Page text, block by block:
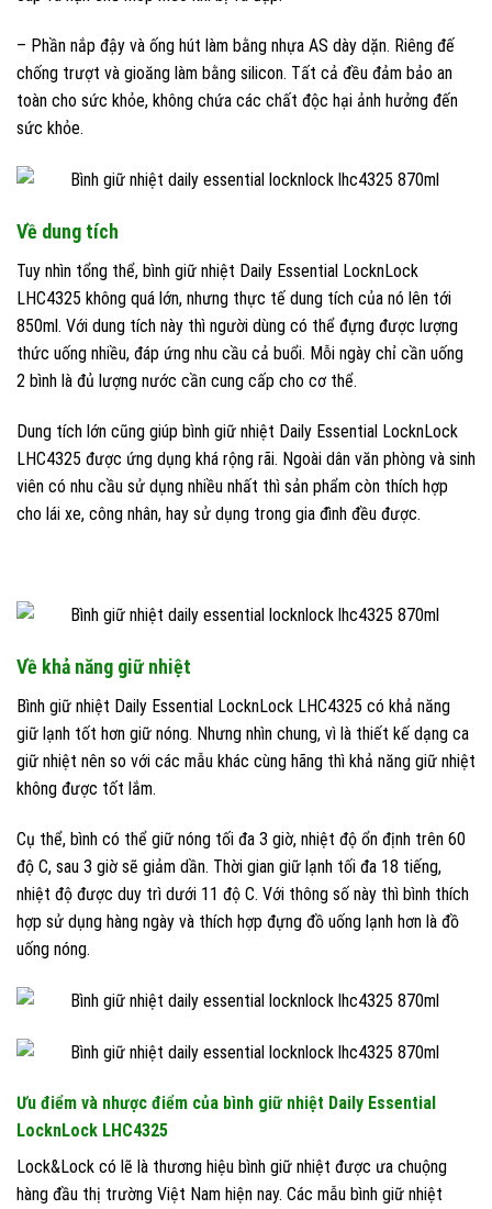
– Phần nắp đậy và ống hút làm bằng nhựa AS dày dặn. Riêng đế
chống trượt và gioăng làm bằng silicon. Tất cả đều đảm bảo an
toàn cho sức khỏe, không chứa các chất độc hại ảnh hưởng đến
sức khỏe.
Về dung tích
Tuy nhìn tổng thể, bình giữ nhiệt Daily Essential LocknLock
LHC4325 không quá lớn, nhưng thực tế dung tích của nó lên tới
850ml. Với dung tích này thì người dùng có thể đựng được lượng
thức uống nhiều, đáp ứng nhu cầu cả buổi. Mỗi ngày chỉ cần uống
2 bình là đủ lượng nước cần cung cấp cho cơ thể.
Dung tích lớn cũng giúp bình giữ nhiệt Daily Essential LocknLock
LHC4325 được ứng dụng khá rộng rãi. Ngoài dân văn phòng và sinh
viên có nhu cầu sử dụng nhiều nhất thì sản phẩm còn thích hợp
cho lái xe, công nhân, hay sử dụng trong gia đình đều được.
Về khả năng giữ nhiệt
Bình giữ nhiệt Daily Essential LocknLock LHC4325 có khả năng
giữ lạnh tốt hơn giữ nóng. Nhưng nhìn chung, vì là thiết kế dạng ca
giữ nhiệt nên so với các mẫu khác cùng hãng thì khả năng giữ nhiệt
không được tốt lắm.
Cụ thể, bình có thể giữ nóng tối đa 3 giờ, nhiệt độ ổn định trên 60
độ C, sau 3 giờ sẽ giảm dần. Thời gian giữ lạnh tối đa 18 tiếng,
nhiệt độ được duy trì dưới 11 độ C. Với thông số này thì bình thích
hợp sử dụng hàng ngày và thích hợp đựng đồ uống lạnh hơn là đồ
uống nóng.
Ưu điểm và nhược điểm của bình giữ nhiệt Daily Essential
LocknLock LHC4325
Lock&Lock có lẽ là thương hiệu bình giữ nhiệt được ưa chuộng
hàng đầu thị trường Việt Nam hiện nay. Các mẫu bình giữ nhiệt